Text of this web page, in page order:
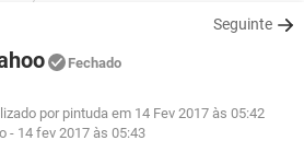
GMAIL
GMAIL
WHATSAPP
EXCEL
WHATSAPP
Seguinte
Fechado
por pintuda em 14 Fev 2017 às 05:42
- 14 fev 2017 às 05:43